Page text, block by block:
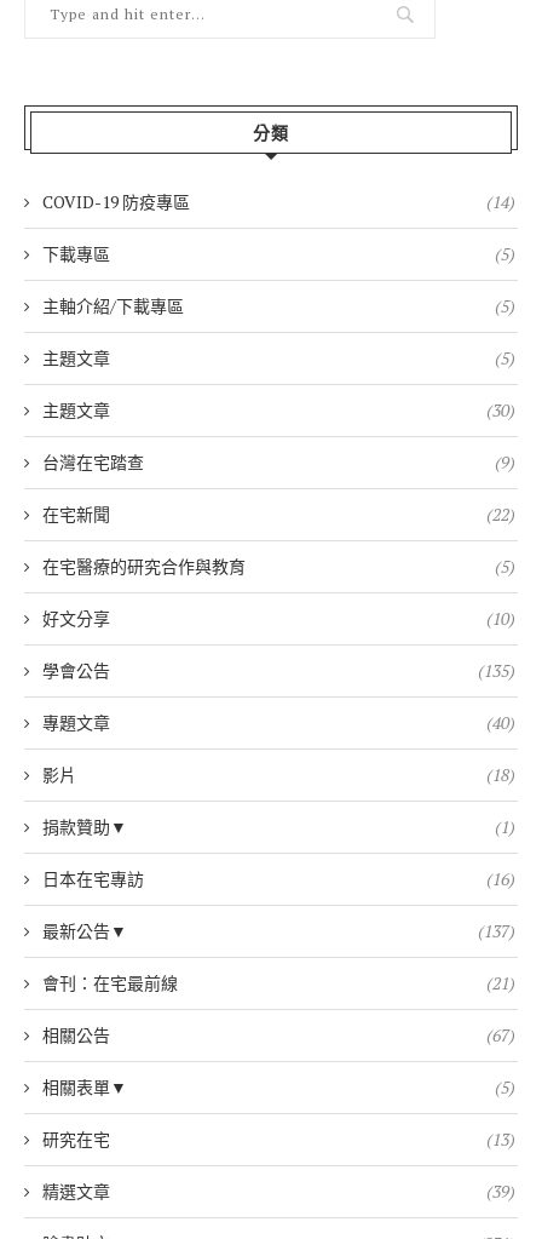
分類
COVID-19 防疫專區 (14)
下載專區 (5)
主軸介紹/下載專區 (5)
主題文章 (5)
主題文章 (30)
台灣在宅踏查 (9)
在宅新聞 (22)
在宅醫療的研究合作與教育 (5)
好文分享 (10)
學會公告 (135)
專題文章 (40)
影片 (18)
捐款贊助▼ (1)
日本在宅專訪 (16)
最新公告▼ (137)
會刊：在宅最前線 (21)
相關公告 (67)
相關表單▼ (5)
研究在宅 (13)
精選文章 (39)